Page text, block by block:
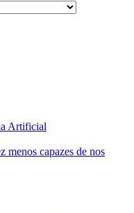
Artificial
menos capazes de nos